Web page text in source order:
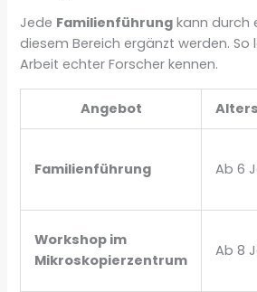
Jede Familienführung kann durch
diesem Bereich ergänzt werden. So
Arbeit echter Forscher kennen.
Angebot
Familienführung Ab 6
Workshop im
Mikroskopierzentrum
Ab 8